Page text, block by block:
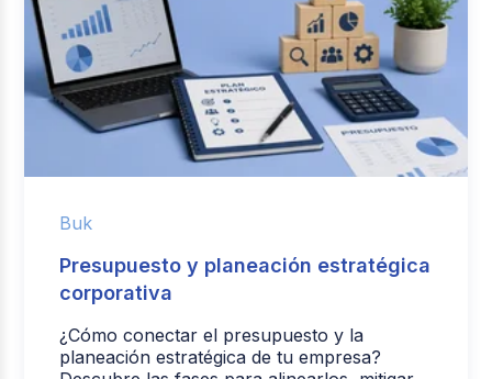
Buk
Presupuesto y planeación estratégica
corporativa
¿Cómo conectar el presupuesto y la
planeación estratégica de tu empresa?